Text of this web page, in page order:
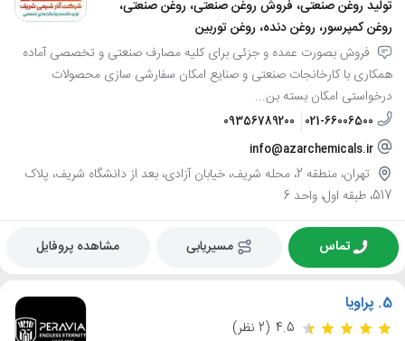
تولید روغن صنعتی، فروش روغن صنعتی، روغن صنعتی،
روغن کمپرسور، روغن دنده، روغن توربین
فروش بصورت عمده و جزئی برای کلیه مصارف صنعتی و تخصصی آماده
همکاری با کارخانجات صنعتی و صنایع امکان سفارشی سازی محصولات
درخواستی امکان بسته بن...
021-66006500
09356789200
info@azarchemicals.ir
تهران، منطقه 2، محله شریف، خیابان آزادی، بعد از دانشگاه شریف، پلاک
517، طبقه اول، واحد 6
تماس مسیریابی مشاهده پروفایل
5. پراویا
4.5 (2 نظر)